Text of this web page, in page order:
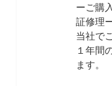
ーご購
証修理
当社で
１年間
ます。